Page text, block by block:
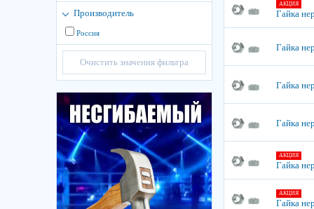
Производитель
Россия
Очистить значения фильтра
АКЦИЯ
Гайка
Гайка
Гайка
Гайка
АКЦИЯ
Гайка
АКЦИЯ
Гайка